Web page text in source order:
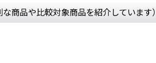
商品や比較対象商品を紹介しています）